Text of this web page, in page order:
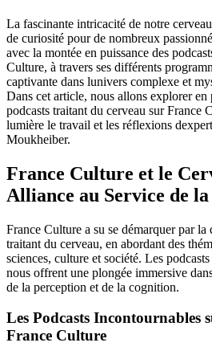
La fascinante intricacité de notre
de curiosité pour de nombreux
avec la montée en puissance des
Culture, à travers ses différents
captivante dans lunivers complexe et
Dans cet article, nous allons explorer
podcasts traitant du cerveau sur France
lumière le travail et les réflexions
Moukheiber.
France Culture et le
Alliance au Service de la
France Culture a su se démarquer par la
traitant du cerveau, en abordant des
sciences, culture et société. Les
nous offrent une plongée immersive
de la perception et de la cognition.
Les Podcasts Incontournables
France Culture